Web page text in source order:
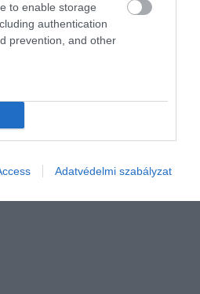
to enable storage
authentication
prevention, and other
Adatvédelmi szabályzat
hosszú távú
érinti.
állapot csak
a károkat – írja az
hogy minél
a